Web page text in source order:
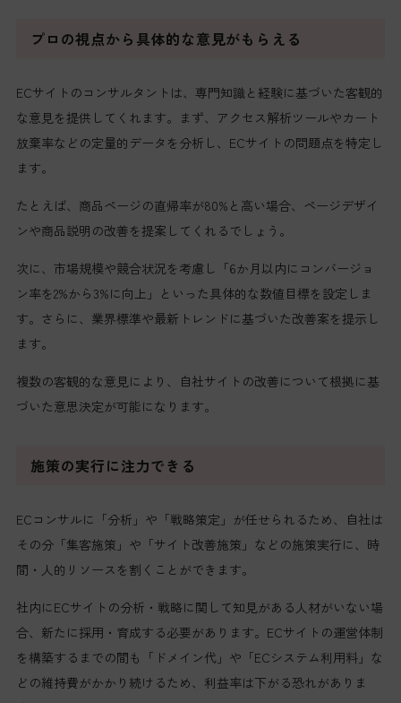
プロの視点から具体的な意見がもらえる
ECサイトのコンサルタントは、専門知識と経験に基づいた客観的
な意見を提供してくれます。まず、アクセス解析ツールやカート
放棄率などの定量的データを分析し、ECサイトの問題点を特定し
ます。
たとえば、商品ページの直帰率が80%と高い場合、ページデザイ
ンや商品説明の改善を提案してくれるでしょう。
次に、市場規模や競合状況を考慮し「6か月以内にコンバージョ
ン率を2%から3%に向上」といった具体的な数値目標を設定しま
す。さらに、業界標準や最新トレンドに基づいた改善案を提示し
ます。
複数の客観的な意見により、自社サイトの改善について根拠に基
づいた意思決定が可能になります。
施策の実行に注力できる
ECコンサルに「分析」や「戦略策定」が任せられるため、自社は
その分「集客施策」や「サイト改善施策」などの施策実行に、時
間・人的リソースを割くことができます。
社内にECサイトの分析・戦略に関して知見がある人材がいない場
合、新たに採用・育成する必要があります。ECサイトの運営体制
を構築するまでの間も「ドメイン代」や「ECシステム利用料」な
どの維持費がかかり続けるため、利益率は下がる恐れがありま